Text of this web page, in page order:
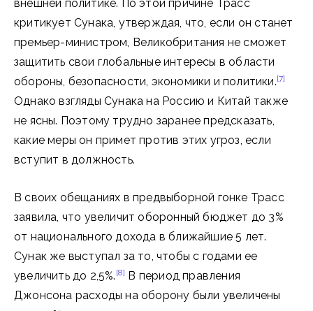
внешней политике. По этой причине Трасс
критикует Сунака, утверждая, что, если он станет
премьер-министром, Великобритания не сможет
защитить свои глобальные интересы в области
обороны, безопасности, экономики и политики.[7]
Однако взгляды Сунака на Россию и Китай также
не ясны. Поэтому трудно заранее предсказать,
какие меры он примет против этих угроз, если
вступит в должность.
В своих обещаниях в предвыборной гонке Трасс
заявила, что увеличит оборонный бюджет до 3%
от национального дохода в ближайшие 5 лет.
Сунак же выступал за то, чтобы с годами ее
увеличить до 2,5%. [8] В период правления
Джонсона расходы на оборону были увеличены